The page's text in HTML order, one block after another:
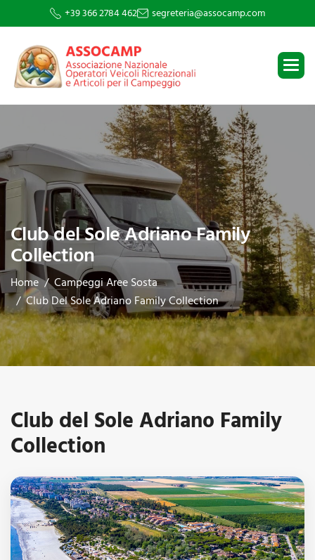
+39 366 2784 462 segreteria@assocamp.com
Club del Sole Adriano Family
Collection
Home
Campeggi Aree Sosta
Club Del Sole Adriano Family Collection
Club del Sole Adriano Family
Collection